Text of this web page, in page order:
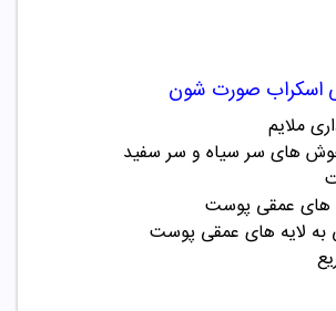
اسکراب صورت شون
ملایم
های سر سیاه و سر سفید
های عمقی پوست
به لایه های عمقی پوست